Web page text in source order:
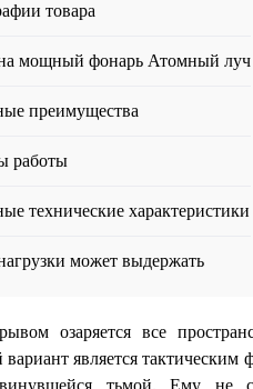
товара
мощный фонарь Атомный луч
преимущества
работы
технические характеристики
может выдержать
озаряется все
является
тьмой. Ему